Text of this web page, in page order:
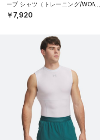
ーブ シャツ（トレーニング/WOME
N）
￥7,920